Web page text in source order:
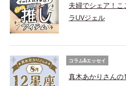
夫婦でシェア！
ラUVジェル
コラム&エッセイ
真木あかりさんの